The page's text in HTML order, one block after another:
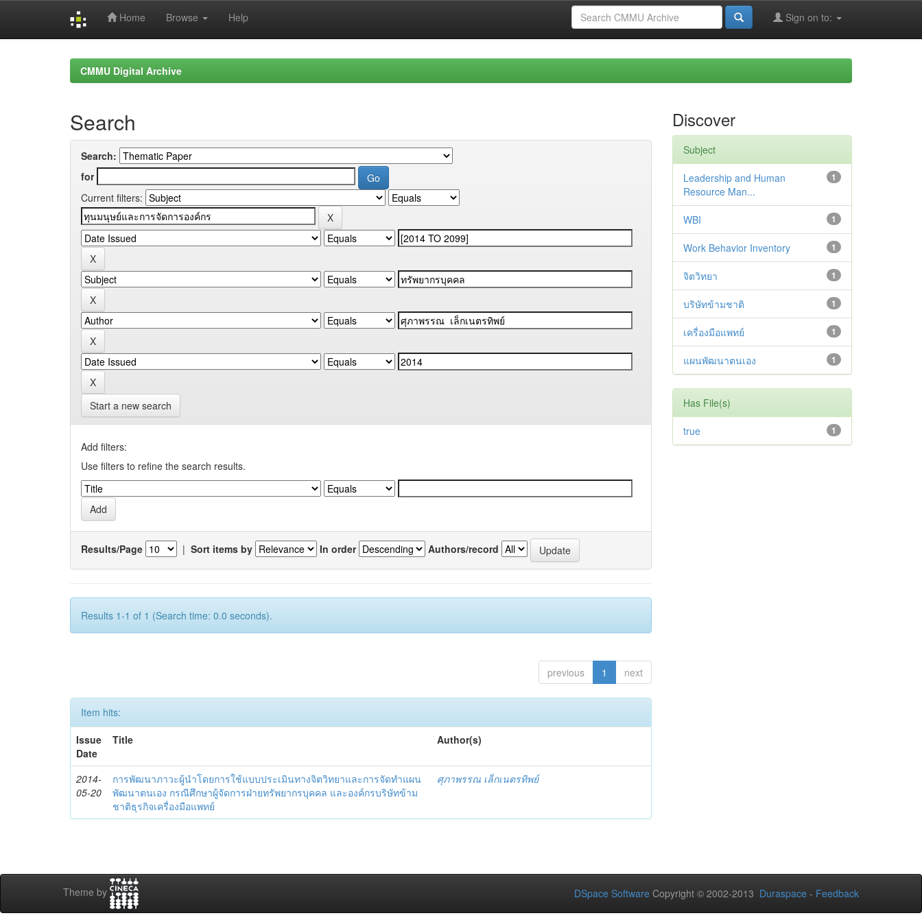
Home Browse Help Sign on to:
CMMU Digital Archive
Search
Search:
for
Current filters:
Start a new search
Add filters:
Use filters to refine the search results.
Results/Page | Sort items by In order Authors/record
Results 1-1 of 1 (Search time: 0.0 seconds).
previous 1 next
Item hits:
Issue
Date
Title Author(s)
2014-
05-20
การพัฒนาภาวะผู้นำโดยการใช้แบบประเมินทางจิตวิทยาและการจัดทำแผน
พัฒนาตนเอง กรณีศึกษาผู้จัดการฝ่ายทรัพยากรบุคคล และองค์กรบริษัทข้าม
ชาติธุรกิจเครื่องมือแพทย์
ศุภาพรรณ เล็กเนตรทิพย์
Discover
Subject
1
Leadership and Human
Resource Man...
1
WBI
1
Work Behavior Inventory
1
จิตวิทยา
1
บริษัทข้ามชาติ
1
เครื่องมือแพทย์
1
แผนพัฒนาตนเอง
Has File(s)
1
true
Theme by DSpace Software Copyright © 2002-2013 Duraspace - Feedback